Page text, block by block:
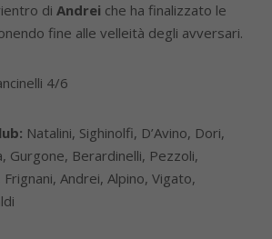
di Andrei che ha finalizzato le
fine alle velleità degli avversari.
4/6
Natalini, Sighinolfi, D’Avino, Dori,
Gurgone, Berardinelli, Pezzoli,
Andrei, Alpino, Vigato,